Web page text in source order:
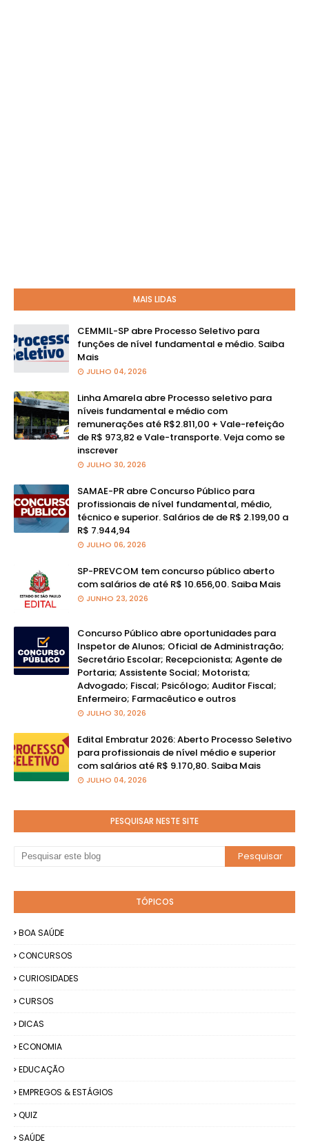
MAIS LIDAS
CEMMIL-SP abre Processo Seletivo para
funções de nível fundamental e médio. Saiba
Mais
JULHO 04, 2026
Linha Amarela abre Processo seletivo para
níveis fundamental e médio com
remunerações até R$2.811,00 + Vale-refeição
de R$ 973,82 e Vale-transporte. Veja como se
inscrever
JULHO 30, 2026
SAMAE-PR abre Concurso Público para
profissionais de nível fundamental, médio,
técnico e superior. Salários de de R$ 2.199,00 a
R$ 7.944,94
JULHO 06, 2026
SP-PREVCOM tem concurso público aberto
com salários de até R$ 10.656,00. Saiba Mais
JUNHO 23, 2026
Concurso Público abre oportunidades para
Inspetor de Alunos; Oficial de Administração;
Secretário Escolar; Recepcionista; Agente de
Portaria; Assistente Social; Motorista;
Advogado; Fiscal; Psicólogo; Auditor Fiscal;
Enfermeiro; Farmacêutico e outros
JULHO 30, 2026
Edital Embratur 2026: Aberto Processo Seletivo
para profissionais de nível médio e superior
com salários até R$ 9.170,80. Saiba Mais
JULHO 04, 2026
PESQUISAR NESTE SITE
TÓPICOS
BOA SAÚDE
CONCURSOS
CURIOSIDADES
CURSOS
DICAS
ECONOMIA
EDUCAÇÃO
EMPREGOS & ESTÁGIOS
QUIZ
SAÚDE